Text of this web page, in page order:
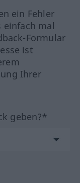
ein Fehler
einfach mal
Formular
ist
Ihrer
geben?*